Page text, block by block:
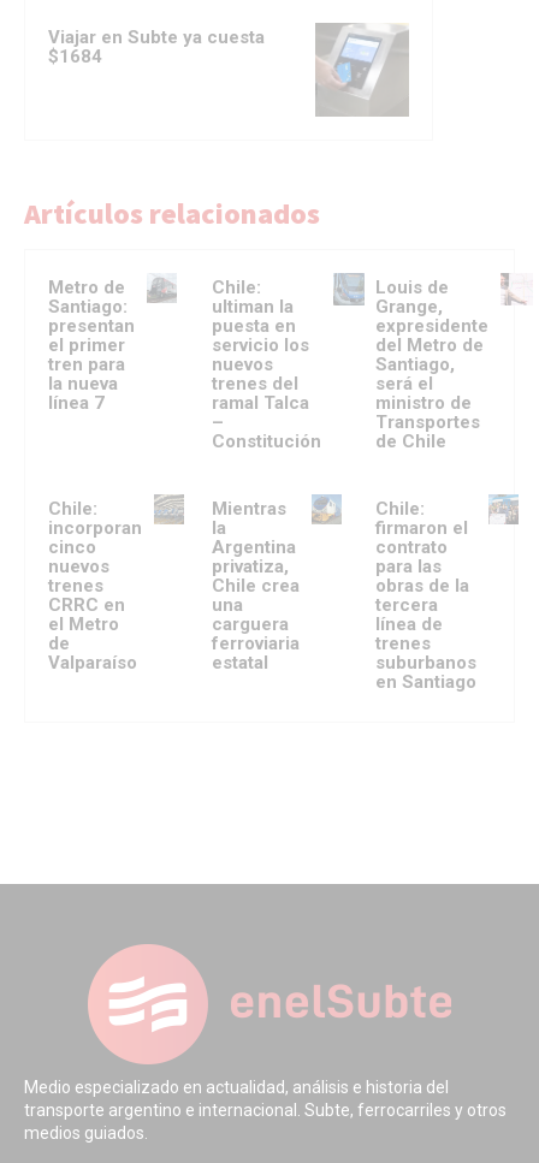
Viajar en Subte ya cuesta
$1684
Artículos relacionados
Metro de
Santiago:
presentan
el primer
tren para
la nueva
línea 7
Chile:
ultiman la
puesta en
servicio los
nuevos
trenes del
ramal Talca
–
Constitución
Louis de
Grange,
expresidente
del Metro de
Santiago,
será el
ministro de
Transportes
de Chile
Chile:
incorporan
cinco
nuevos
trenes
CRRC en
el Metro
de
Valparaíso
Mientras
la
Argentina
privatiza,
Chile crea
una
carguera
ferroviaria
estatal
Chile:
firmaron el
contrato
para las
obras de la
tercera
línea de
trenes
suburbanos
en Santiago
Medio especializado en actualidad, análisis e historia del
transporte argentino e internacional. Subte, ferrocarriles y otros
medios guiados.